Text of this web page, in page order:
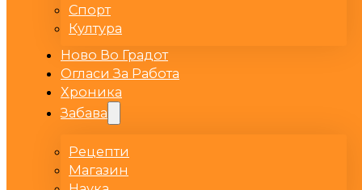
Спорт
Култура
Ново Во Градот
Огласи За Работа
Хроника
Забава
Рецепти
Магазин